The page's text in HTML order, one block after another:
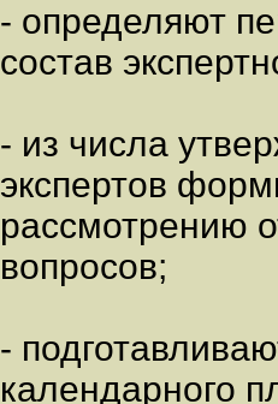
- определяют
состав
- из числа
экспертов
рассмотрению
вопросов;
-
календарного